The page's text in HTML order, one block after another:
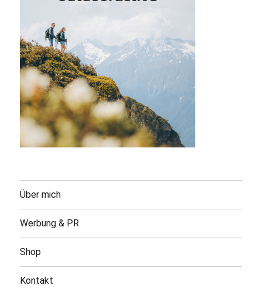
Über mich
Werbung & PR
Shop
Kontakt